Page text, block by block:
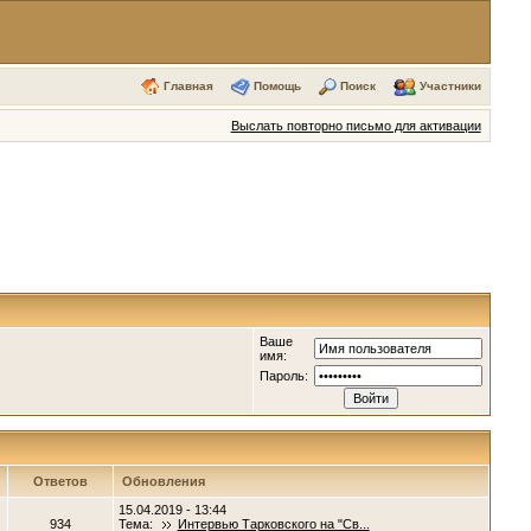
Главная Помощь Поиск Участники
Выслать повторно письмо для активации
Ваше
имя:
Пароль:
Ответов Обновления
934
15.04.2019 - 13:44
Тема:
Интервью Тарковского на "Св...